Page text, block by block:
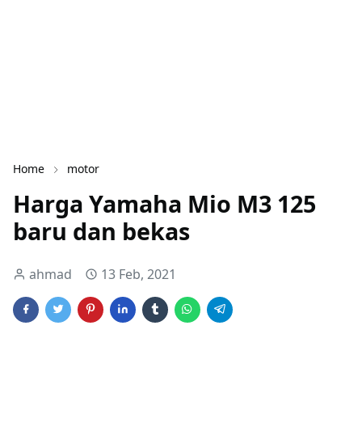
Home motor
Harga Yamaha Mio M3 125
baru dan bekas
ahmad 13 Feb, 2021